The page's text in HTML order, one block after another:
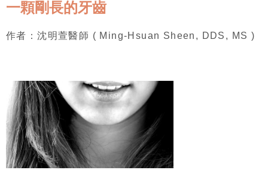
一顆剛長的牙齒
作者：沈明萱醫師 ( Ming-Hsuan Sheen, DDS, MS )